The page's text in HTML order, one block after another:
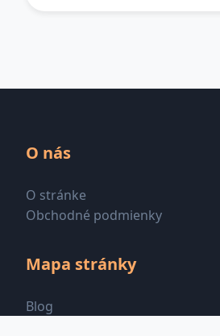
O nás
O stránke
Obchodné podmienky
Mapa stránky
Blog